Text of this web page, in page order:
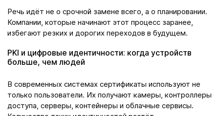
Речь идёт не о срочной замене всего, а о планировании.
Компании, которые начинают этот процесс заранее,
избегают резких и дорогих переходов в будущем.
PKI и цифровые идентичности: когда устройств
больше, чем людей
В современных системах сертификаты используют не
только пользователи. Их получают камеры, контроллеры
доступа, серверы, контейнеры и облачные сервисы.